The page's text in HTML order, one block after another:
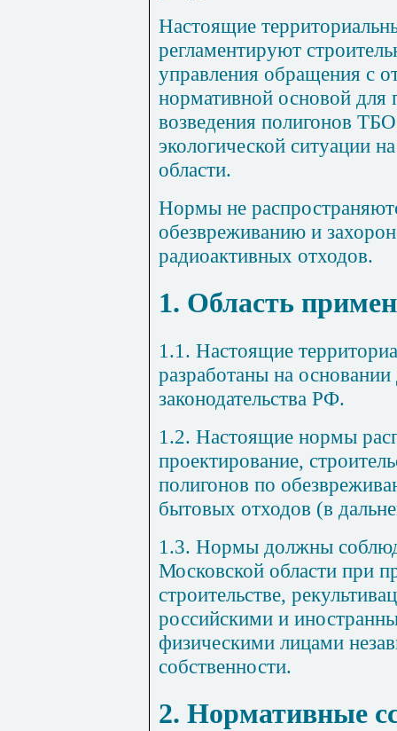
Настоящие
регламентируют
управления обращения с
нормативной основой для
возведения полигонов
экологической ситуации
области.
Нормы не
обезвреживанию и
радиоактивных отходов.
1. Область
1.1. Настоящие
разработаны на
законодательства РФ.
1.2. Настоящие нормы
проектирование,
полигонов по
бытовых отходов (в
1.3. Нормы должны
Московской области при
строительстве,
российскими и
физическими лицами
собственности.
2. Нормативные